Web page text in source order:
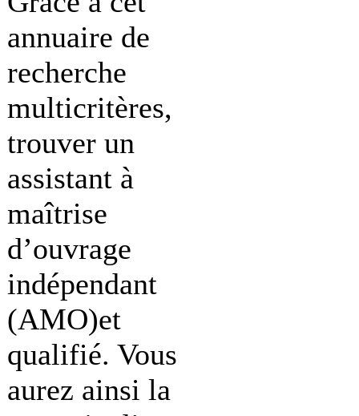
annuaire de
recherche
multicritères,
trouver un
assistant à
maîtrise
d’ouvrage
indépendant
(AMO)et
qualifié. Vous
aurez ainsi la